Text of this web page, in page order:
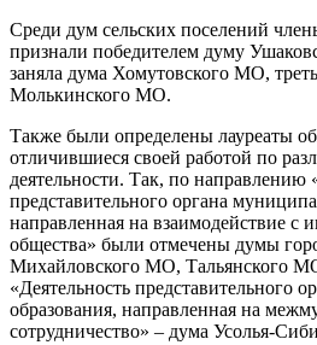
Среди дум сельских поселений
признали победителем думу
заняла дума Хомутовского МО,
Молькинского МО.
Также были определены лауреаты
отличившиеся своей работой по
деятельности. Так, по направлению
представительного органа
направленная на взаимодействие с
общества» были отмечены думы
Михайловского МО, Тальянского
«Деятельность представительного
образования, направленная на
сотрудничество» – дума Усолья-